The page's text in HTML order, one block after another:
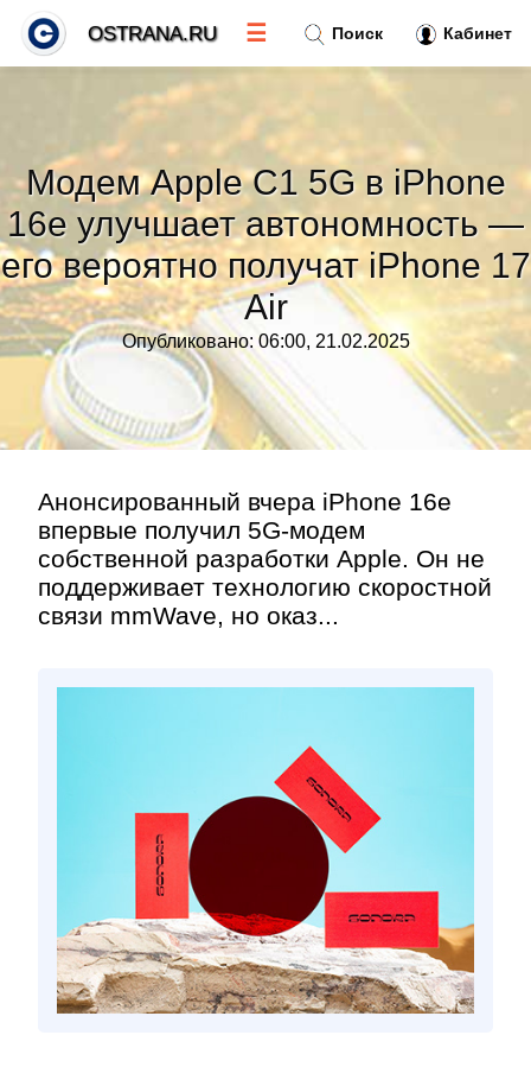
Модем Apple C1 5G в iPhone
16e улучшает автономность —
его вероятно получат iPhone 17
Air
Опубликовано: 06:00, 21.02.2025
Анонсированный вчера iPhone 16e
впервые получил 5G-модем
собственной разработки Apple. Он не
поддерживает технологию скоростной
связи mmWave, но оказ...
Поиск Кабинет
OSTRANA.RU ☰
Тренды новостей »
Рубрики»
Правила»
Контакт»